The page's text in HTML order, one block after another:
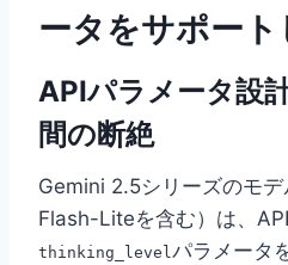
ータをサポー
APIパラメータ設
間の断絶
Gemini 2.5シリーズのモデ
Flash-Liteを含む）は、
thinking_levelパラメータ